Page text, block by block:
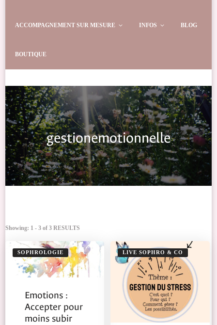
ACCOMPAGNEMENT SUR MESURE INFOS BLOG
BOUTIQUE
gestionemotionnelle
Showing: 1 - 3 of 3 RESULTS
SOPHROLOGIE
Emotions :
Accepter pour
moins subir
LIVE SOPHRO & CO